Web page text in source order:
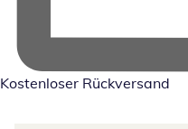
Kostenloser Rückversand